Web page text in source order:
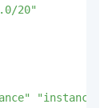
20"
"instance"